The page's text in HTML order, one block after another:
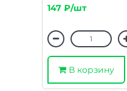
147 ₽/шт
В корзину